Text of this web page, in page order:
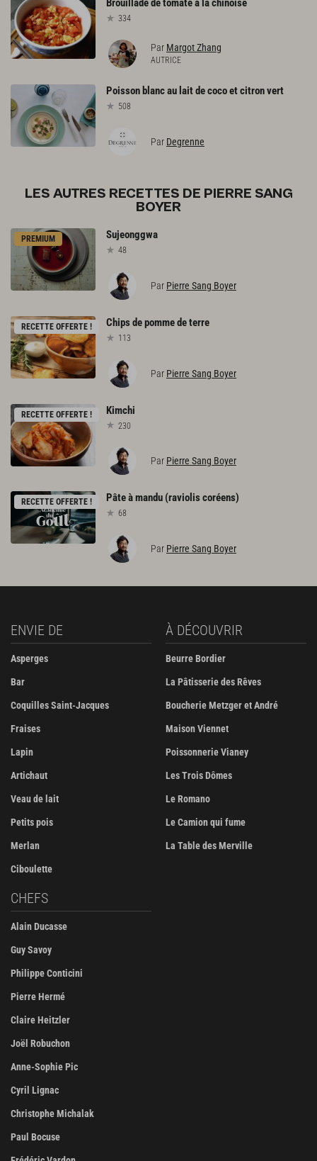
Brouilladedetomateà lachinoise
334
Par Margot Zhang
AUTRICE
Poisson blancau laitdecocoetcitronvert
508
Par Degrenne
LES AUTRES RECETTES DE PIERRE SANG
BOYER
PREMIUM Sujeonggwa
48
Par Pierre Sang Boyer
RECETTE OFFERTE ! Chipsdepommedeterre
113
Par Pierre Sang Boyer
RECETTE OFFERTE ! Kimchi
230
Par Pierre Sang Boyer
RECETTE OFFERTE ! Pâteàmandu (ravioliscoréens)
68
Par Pierre Sang Boyer
ENVIE DE
Asperges
Bar
Coquilles Saint-Jacques
Fraises
Lapin
Artichaut
Veau de lait
Petits pois
Merlan
Ciboulette
À DÉCOUVRIR
Beurre Bordier
La Pâtisserie des Rêves
Boucherie Metzger et André
Maison Viennet
Poissonnerie Vianey
Les Trois Dômes
Le Romano
Le Camion qui fume
La Table des Merville
CHEFS
Alain Ducasse
Guy Savoy
Philippe Conticini
Pierre Hermé
Claire Heitzler
Joël Robuchon
Anne-Sophie Pic
Cyril Lignac
Christophe Michalak
Paul Bocuse